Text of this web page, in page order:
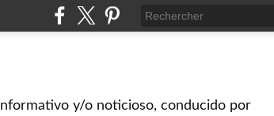
y/o noticioso, conducido por